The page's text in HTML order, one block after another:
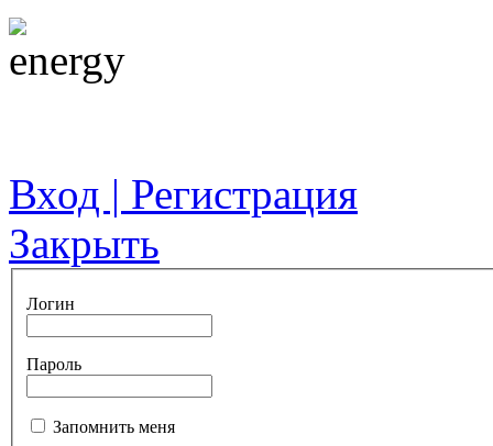
Вход | Регистрация
Закрыть
Логин
Пароль
Запомнить меня